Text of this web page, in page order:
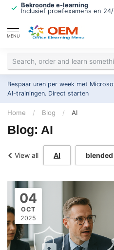
Bekroonde e-learning
Inclusief proefexamens en
MENU
Bespaar uren per week met
AI-trainingen. Direct starten
Home / Blog / AI
Blog: AI
View all AI
04
OCT
2025